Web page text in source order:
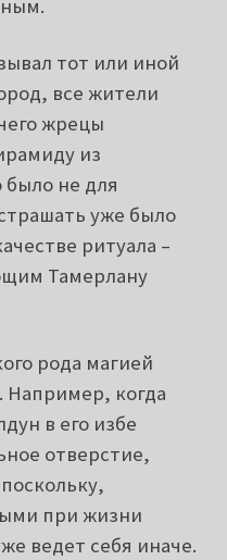
тот или иной
все жители
жрецы
из
было не для
уже было
ритуала –
Тамерлану
рода магией
Например, когда
в его избе
отверстие,
при жизни
ведет себя иначе.